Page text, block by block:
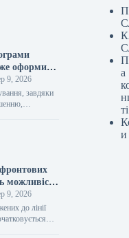
оформили
9, 2026
завдяки
За
Укрінформом,
можливість
до
завдяки
9, 2026
до лінії
а
ті
и